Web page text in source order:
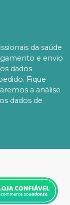
da saúde
e envio
dados
Fique
a análise
dados de